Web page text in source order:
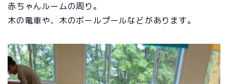
赤ちゃんルームの周り。
木の電車や、木のボールプールなどがあります。